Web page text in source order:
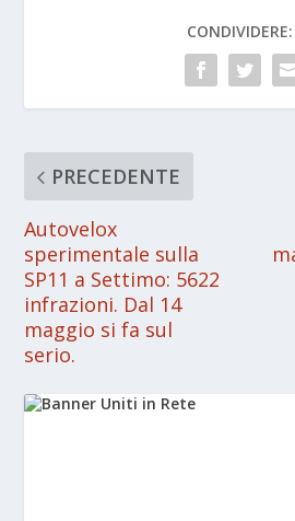
CONDIVIDERE:
PRECEDENTE
Autovelox
sperimentale sulla
SP11 a Settimo: 5622
infrazioni. Dal 14
maggio si fa sul
serio.